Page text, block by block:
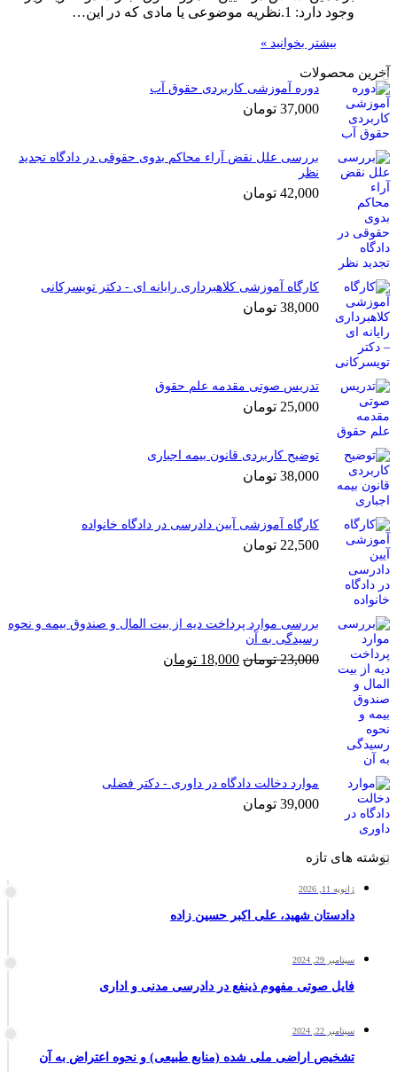
وجود دارد: 1.نظریه موضوعی یا مادی که در این…
بیشتر بخوانید »
آخرین محصولات
دوره آموزشی کاربردی حقوق آب
37,000 تومان
بررسی علل نقض آراء محاکم بدوی حقوقی در دادگاه تجدید
نظر
42,000 تومان
کارگاه آموزشی کلاهبرداری رایانه ای - دکتر تویسرکانی
38,000 تومان
تدریس صوتی مقدمه علم حقوق
25,000 تومان
توضیح کاربردی قانون بیمه اجباری
38,000 تومان
کارگاه آموزشی آیین دادرسی در دادگاه خانواده
22,500 تومان
بررسی موارد پرداخت دیه از بیت المال و صندوق بیمه و نحوه
رسیدگی به آن
23,000 تومان قیمت
18,000 تومان
موارد دخالت دادگاه در داوری - دکتر فضلی
39,000 تومان
نوشته های تازه
ژانویه 11, 2026
دادستان شهید، علی اکبر حسین زاده
سپتامبر 29, 2024
فایل صوتی مفهوم ذینفع در دادرسی مدنی و اداری
سپتامبر 22, 2024
تشخیص اراضی ملی شده (منابع طبیعی) و نحوه اعتراض به آن